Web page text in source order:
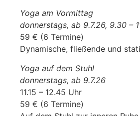
Yoga am Vormittag
donnerstags, ab 9.7.26, 9.30 –
59 € (6 Termine)
Dynamische, fließende und
Yoga auf dem Stuhl
donnerstags, ab 9.7.26
11.15 – 12.45 Uhr
59 € (6 Termine)